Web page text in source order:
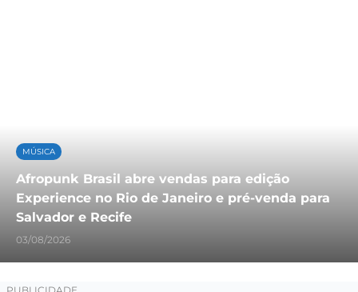
MÚSICA
Afropunk Brasil abre vendas para edição
Experience no Rio de Janeiro e pré-venda para
Salvador e Recife
03/08/2026